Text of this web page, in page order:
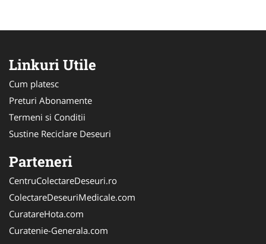
Linkuri Utile
Cum platesc
Preturi Abonamente
Termeni si Conditii
Sustine Reciclare Deseuri
Parteneri
CentruColectareDeseuri.ro
ColectareDeseuriMedicale.com
CuratareHota.com
Curatenie-Generala.com